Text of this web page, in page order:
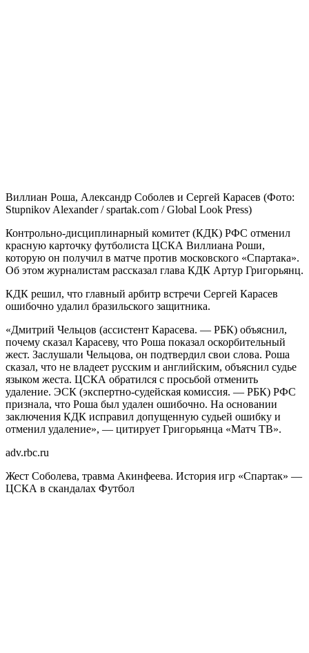
Виллиан Роша, Александр Соболев и Сергей Карасев (Фото:
Stupnikov Alexander / spartak.com / Global Look Press)
Контрольно-дисциплинарный комитет (КДК) РФС отменил
красную карточку футболиста ЦСКА Виллиана Роши,
которую он получил в матче против московского «Спартака».
Об этом журналистам рассказал глава КДК Артур Григорьянц.
КДК решил, что главный арбитр встречи Сергей Карасев
ошибочно удалил бразильского защитника.
«Дмитрий Чельцов (ассистент Карасева. — РБК) объяснил,
почему сказал Карасеву, что Роша показал оскорбительный
жест. Заслушали Чельцова, он подтвердил свои слова. Роша
сказал, что не владеет русским и английским, объяснил судье
языком жеста. ЦСКА обратился с просьбой отменить
удаление. ЭСК (экспертно-судейская комиссия. — РБК) РФС
признала, что Роша был удален ошибочно. На основании
заключения КДК исправил допущенную судьей ошибку и
отменил удаление», — цитирует Григорьянца «Матч ТВ».
adv.rbc.ru
Жест Соболева, травма Акинфеева. История игр «Спартак» —
ЦСКА в скандалах Футбол